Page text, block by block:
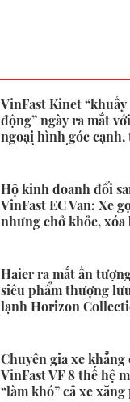
VinFast Kinet “khuấy
động” ngày ra mắt với
ngoại hình góc cạnh,
Hộ kinh doanh đổi
VinFast EC Van: Xe
nhưng chở khỏe, xóa
Haier ra mắt ấn
siêu phẩm thượng
lạnh Horizon
Chuyên gia xe
VinFast VF 8 thế hệ
“làm khó” cả xe